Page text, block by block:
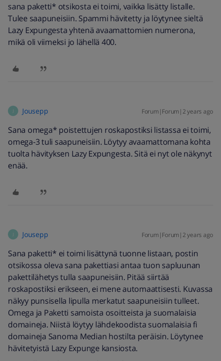
sana paketti* otsikosta ei toimi, vaikka lisätty listalle.
Tulee saapuneisiin. Spammi hävitetty ja löytynee sieltä
Lazy Expungesta yhtenä avaamattomien numerona,
mikä oli viimeksi jo lähellä 400.
Jousepp Forum|Forum|2 years ago
Sana omega* poistettujen roskapostiksi listassa ei toimi,
omega-3 tuli saapuneisiin. Löytyy avaamattomana kohta
tuolta hävityksen Lazy Expungesta. Sitä ei nyt ole näkynyt
enää.
Jousepp Forum|Forum|2 years ago
Sana paketti* ei toimi lisättynä tuonne listaan, postin
otsikossa oleva sana pakettiasi antaa tuon sapluunan
pakettilähetys tulla saapuneisiin. Pitää siirtää
roskapostiksi erikseen, ei mene automaattisesti. Kuvassa
näkyy punsisella lipulla merkatut saapuneisiin tulleet.
Omega ja Paketti samoista osoitteista ja suomalaisia
domaineja. Niistä löytyy lähdekoodista suomalaisia fi
domaineja Sanoma Median hostilta peräisin. Löytynee
hävitetyistä Lazy Expunge kansiosta.